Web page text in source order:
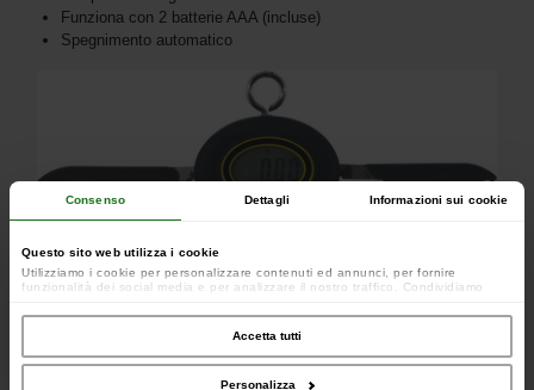
Consenso Dettagli Informazioni sui cookie
Questo sito web utilizza i cookie
Utilizziamo i cookie per personalizzare contenuti ed annunci, per fornire
funzionalità dei social media e per analizzare il nostro traffico. Condividiamo
occupano di analisi dei dati web, pubblicità e social media, i quali potrebbero
combinarle con altre informazioni che hai fornito loro o che hanno raccolto dal
Accetta tutti
Personalizza
Funziona con 2 batterie AAA (incluse)
Spegnimento automatico